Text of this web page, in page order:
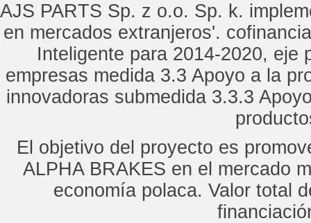
AJS PARTS Sp. z o.o. Sp. k.
en mercados extranjeros'.
Inteligente para 2014-2020, eje
empresas medida 3.3 Apoyo a la
innovadoras submedida 3.3.3
El objetivo del proyecto es
ALPHA BRAKES en el mercado
economía polaca. Valor total